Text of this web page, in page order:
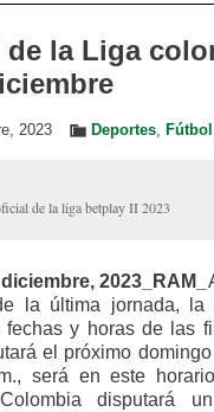
la Liga
2023 Deportes, Fútbol
de la liga betplay II 2023
2023_RAM_
la última jornada,
fechas y horas de las
el próximo
será en este
disputará